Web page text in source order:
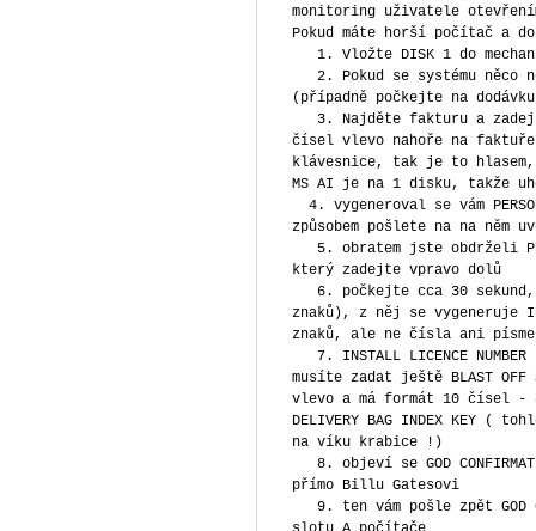
monitoring uživatele
Pokud máte horší počítač a
1. Vložte DISK 1 do
2. Pokud se systému něco
(případně počkejte na
3. Najděte fakturu a zadejte
čísel vlevo nahoře na
klávesnice, tak je to hlasem,
MS AI je na 1 disku, takže
4. vygeneroval se vám
způsobem pošlete na na něm
5. obratem jste obdrželi
který zadejte vpravo dolů
6. počkejte cca 30 sekund,
znaků), z něj se vygeneruje
znaků, ale ne čísla ani
7. INSTALL LICENCE
musíte zadat ještě BLAST OFF
vlevo a má formát 10 čísel
DELIVERY BAG INDEX KEY (
na víku krabice !)
8. objeví se GOD
přímo Billu Gatesovi
9. ten vám pošle zpět GOD